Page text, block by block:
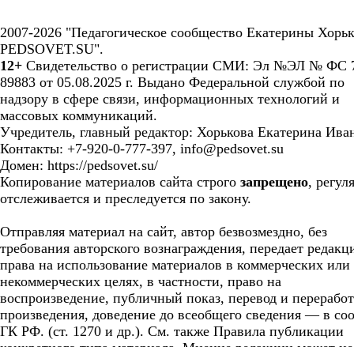
2007-2026 "Педагогическое сообщество Екатерины
PEDSOVET.SU".
12+ Свидетельство о регистрации СМИ: Эл №ЭЛ № ФС
89883 от 05.08.2025 г. Выдано Федеральной службой по
надзору в сфере связи, информационных технологий и
массовых коммуникаций.
Учредитель, главный редактор: Хорькова Екатерина
Контакты: +7-920-0-777-397, info@pedsovet.su
Домен: https://pedsovet.su/
Копирование материалов сайта строго запрещено,
отслеживается и преследуется по закону.
Отправляя материал на сайт, автор безвозмездно, без
требования авторского вознаграждения, передает
права на использование материалов в коммерческих или
некоммерческих целях, в частности, право на
воспроизведение, публичный показ, перевод и
произведения, доведение до всеобщего сведения — в
ГК РФ. (ст. 1270 и др.). См. также Правила публикации